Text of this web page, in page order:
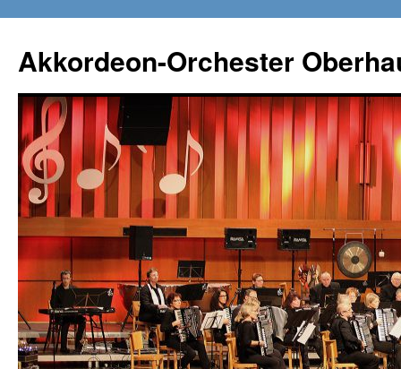
springen
Akkordeon-Orchester